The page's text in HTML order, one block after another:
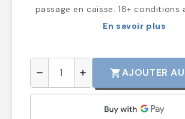
passage en caisse. 18+ conditions
En savoir plus
remove add shopping_cartAJOUTER